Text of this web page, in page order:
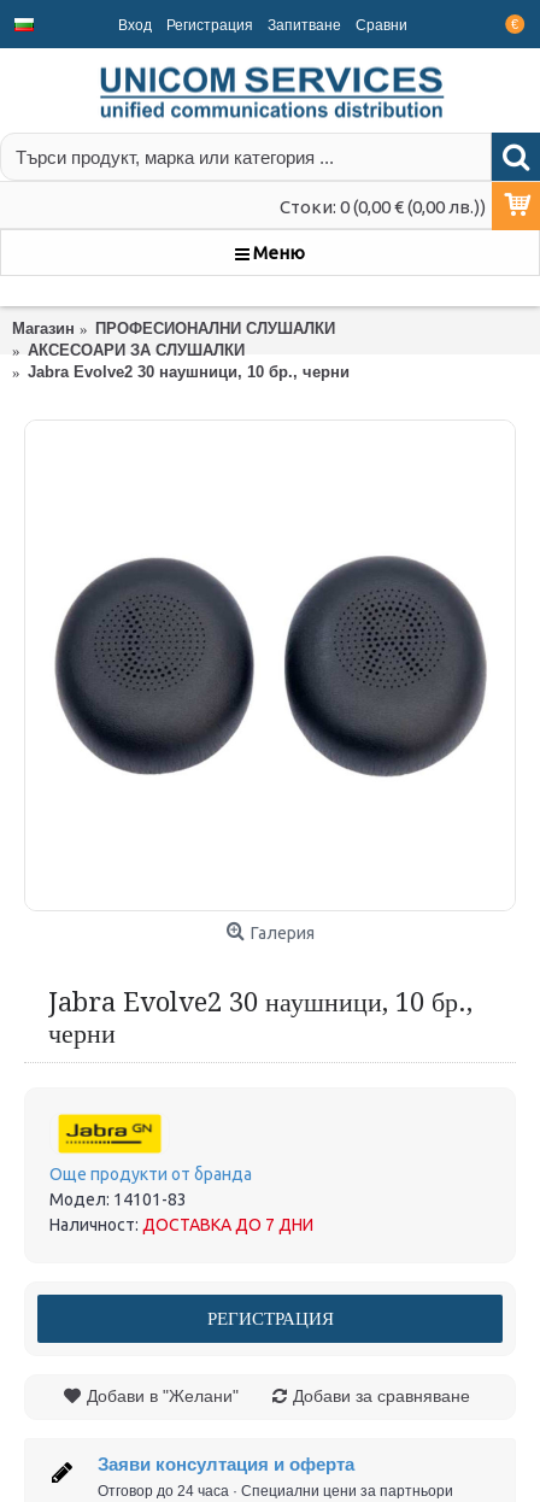
€
Вход Регистрация Запитване Срaвни
Стоки: 0 (0,00 € (0,00 лв.))
Меню
Магазин
ПРОФЕСИОНАЛНИ СЛУШАЛКИ
АКСЕСОАРИ ЗА СЛУШАЛКИ
Jabra Evolve2 30 наушници, 10 бр., черни
Галерия
Jabra Evolve2 30 наушници, 10 бр.,
черни
Още продукти от бранда
Модел: 14101-83
Наличност: ДОСТАВКА ДО 7 ДНИ
РЕГИСТРАЦИЯ
Добави в "Желани" Добави за сравняване
Заяви консултация и оферта
Отговор до 24 часа · Специални цени за партньори